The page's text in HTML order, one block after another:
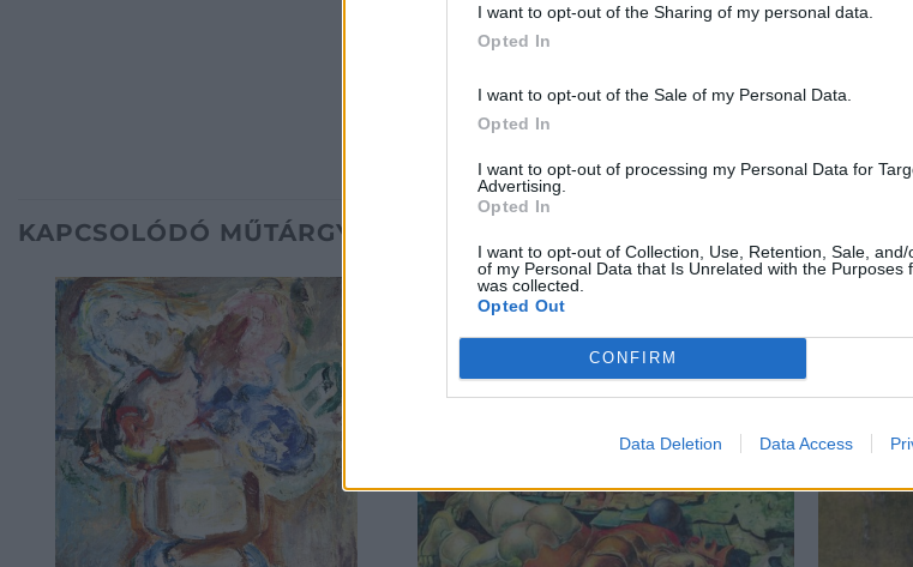
I want to opt-out of the Sharing of my personal data.
Opted In
I want to opt-out of the Sale of my Personal Data.
Opted In
I want to opt-out of processing my Personal Data for
Advertising.
Opted In
I want to opt-out of Collection, Use, Retention, Sale, and/
of my Personal Data that Is Unrelated with the Purposes
was collected.
Opted Out
CONFIRM
Data Deletion Data Access
GALÉRIA TOVÁBBI
KAPCSOLÓDÓ MŰTÁRGYAK